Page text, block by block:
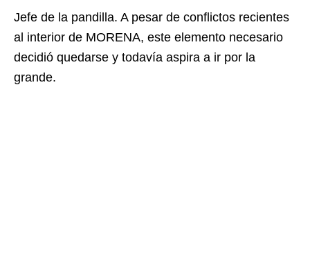
Jefe de la pandilla. A pesar de conflictos recientes
al interior de MORENA, este elemento necesario
decidió quedarse y todavía aspira a ir por la
grande.